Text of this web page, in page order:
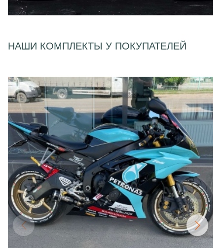
НАШИ КОМПЛЕКТЫ У ПОКУПАТЕЛЕЙ